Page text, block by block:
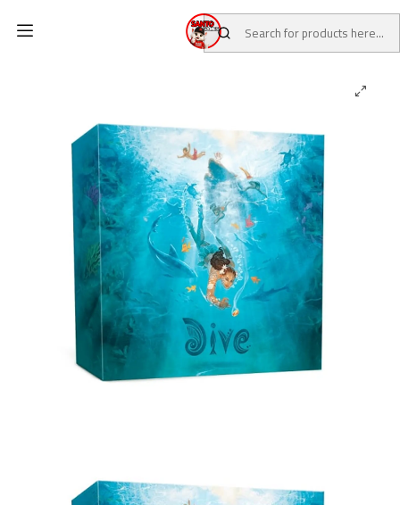
Board Games DIVE SUMÉRGETE EN EL JUEGO